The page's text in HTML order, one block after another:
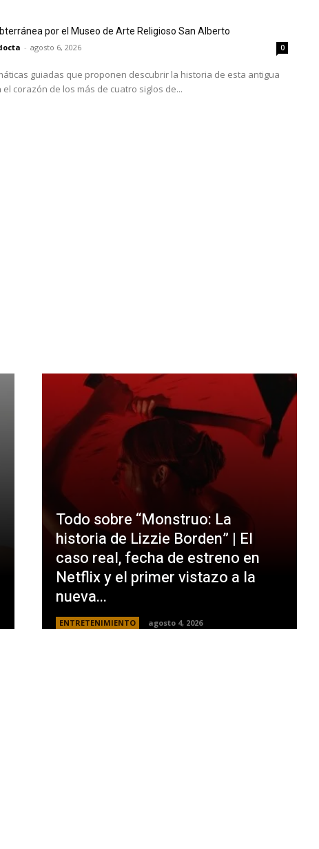
por el Museo de Arte Religioso San Alberto
- agosto 6, 2026 0
guiadas que proponen descubrir la historia de esta antigua
el corazón de los más de cuatro siglos de...
Todo sobre “Monstruo: La
historia de Lizzie Borden” | El
caso real, fecha de estreno en
Netflix y el primer vistazo a la
nueva...
ENTRETENIMIENTO agosto 4, 2026